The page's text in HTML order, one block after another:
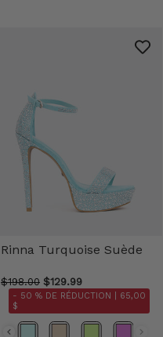
Rinna Turquoise Suède
$198.00 $129.99
- 50 % DE RÉDUCTION |
65,00
$
Couleur